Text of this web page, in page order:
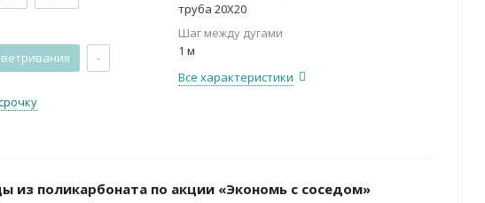
-
труба 20Х20
Шаг между дугами
1 м
Все характеристики
из поликарбоната по акции «Экономь с соседом»